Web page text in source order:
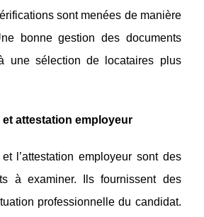
sont menées de manière
bonne gestion des documents
une sélection de locataires plus
attestation employeur
l’attestation employeur sont des
à examiner. Ils fournissent des
professionnelle du candidat.